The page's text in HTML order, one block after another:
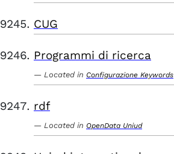
CUG
Programmi di ricerca
Located in Configurazione Keywords
rdf
Located in OpenData Uniud